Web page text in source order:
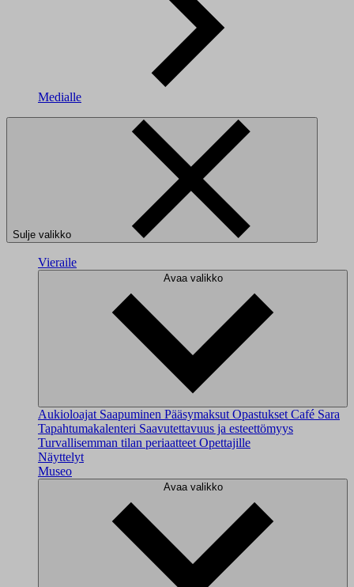
Medialle
Sulje valikko
Vieraile
Avaa valikko
Aukioloajat Saapuminen Pääsymaksut Opastukset Café Sara
Tapahtumakalenteri Saavutettavuus ja esteettömyys
Turvallisemman tilan periaatteet Opettajille
Näyttelyt
Museo
Avaa valikko